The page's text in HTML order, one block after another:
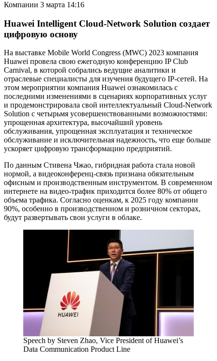
Компании 3 марта 14:16
Huawei Intelligent Cloud-Network Solution создает
цифровую основу
На выставке Mobile World Congress (MWC) 2023 компания
Huawei провела свою ежегодную конференцию IP Club
Carnival, в которой собрались ведущие аналитики и
отраслевые специалисты для изучения будущего IP-сетей. На
этом мероприятии компания Huawei ознакомилась с
последними изменениями в сценариях корпоративных услуг
и продемонстрировала свой интеллектуальный Cloud-Network
Solution с четырьмя усовершенствованными возможностями:
упрощенная архитектура, высочайший уровень
обслуживания, упрощенная эксплуатация и техническое
обслуживание и исключительная надежность, что еще больше
ускоряет цифровую трансформацию предприятий.
По данным Стивена Чжао, гибридная работа стала новой
нормой, а видеоконференц-связь признана обязательным
офисным и производственным инструментом. В современном
интернете на видео-трафик приходится более 80% от общего
объема трафика. Согласно оценкам, к 2025 году компании
90%, особенно в производственном и розничном секторах,
будут развертывать свои услуги в облаке.
Speech by Steven Zhao, Vice President of Huawei’s
Data Communication Product Line